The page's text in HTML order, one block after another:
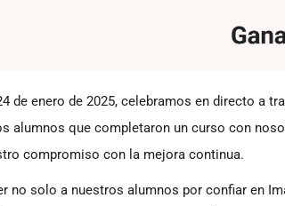
de enero de 2025, celebramos en directo a
alumnos que completaron un curso con
compromiso con la mejora continua.
no solo a nuestros alumnos por confiar en